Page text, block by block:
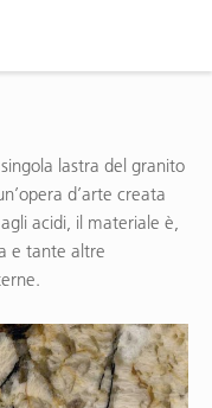
lastra del granito
d’arte creata
acidi, il materiale è,
e tante altre